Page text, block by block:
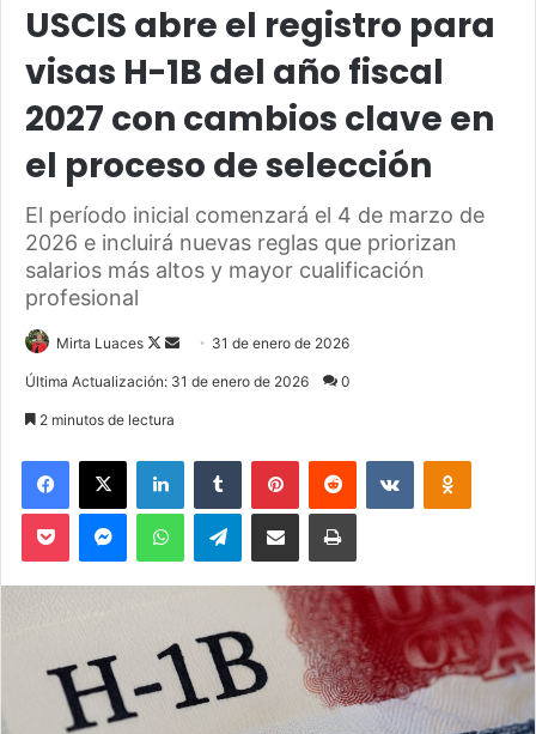
USCIS abre el registro para
visas H-1B del año fiscal
2027 con cambios clave en
el proceso de selección
El período inicial comenzará el 4 de marzo de
2026 e incluirá nuevas reglas que priorizan
salarios más altos y mayor cualificación
profesional
Mirta Luaces
F
l
o
w
o
n
a
e
31 de enero de 2026
Última Actualización: 31 de enero de 2026 0
2 minutos de lectura
Telegram